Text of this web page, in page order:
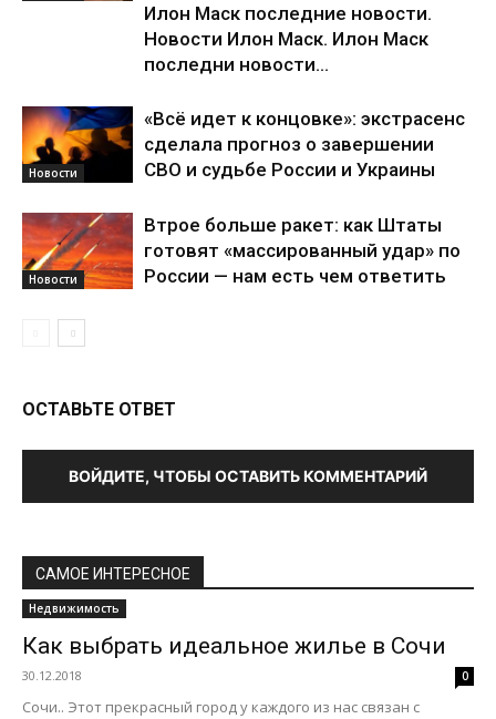
Илон Маск последние новости.
Новости Илон Маск. Илон Маск
последни новости...
Новости
«Всё идет к концовке»: экстрасенс
сделала прогноз о завершении
СВО и судьбе России и Украины
Новости
Втрое больше ракет: как Штаты
готовят «массированный удар» по
России — нам есть чем ответить
ОСТАВЬТЕ ОТВЕТ
ВОЙДИТЕ, ЧТОБЫ ОСТАВИТЬ КОММЕНТАРИЙ
САМОЕ ИНТЕРЕСНОЕ
Недвижимость
Как выбрать идеальное жилье в Сочи
30.12.2018 0
Сочи.. Этот прекрасный город у каждого из нас связан с